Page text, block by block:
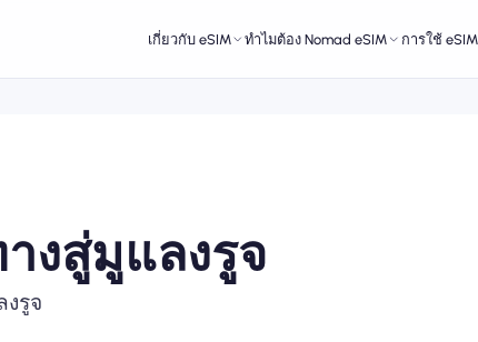
เกี่ยวกับ eSIM ทำไมต้อง Nomad eSIM การใช้ eSIM
งสู่มูแลงรูจ
รูจ